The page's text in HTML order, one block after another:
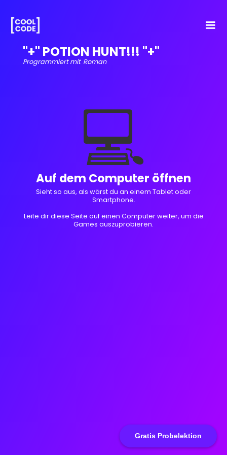
Gratis Probelektion
"+" POTION HUNT!!! "+"
Programmiert mit Roman
💻
Auf dem Computer öffnen
Sieht so aus, als wärst du an einem Tablet oder
Smartphone.
Leite dir diese Seite auf einen Computer weiter, um die
Games auszuprobieren.